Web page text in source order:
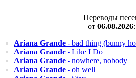
Переводы
от 06.08.2026:
Ariana Grande - bad thing (bunny
Ariana Grande - Like I Do
Ariana Grande - nowhere, nobody
Ariana Grande - oh well